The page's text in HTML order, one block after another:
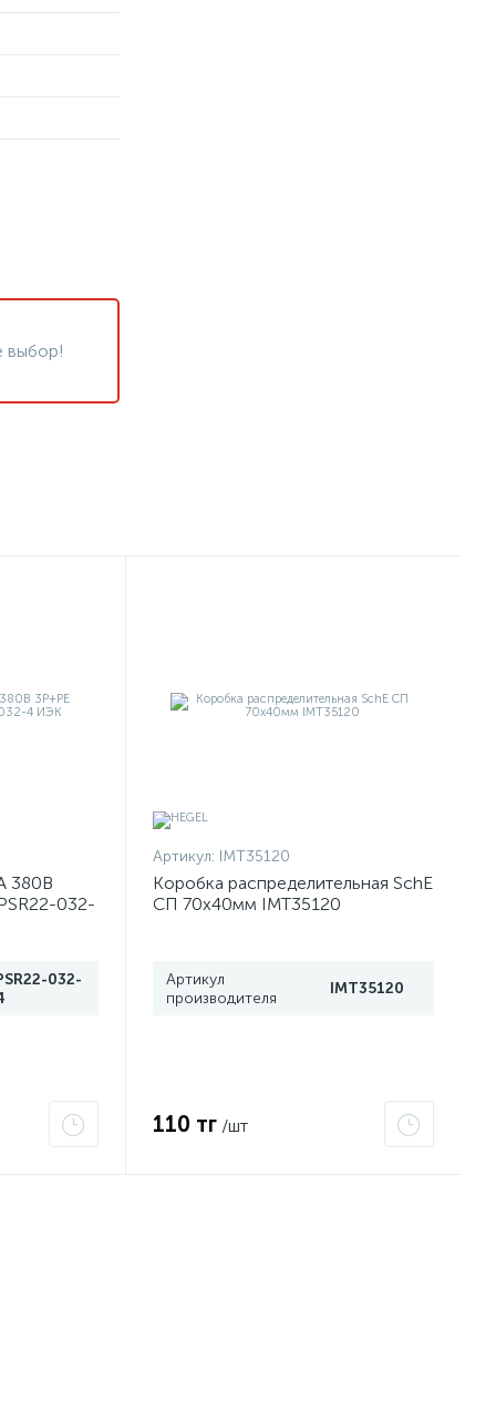
выбор!
380В
032-
032-
Артикул: IMT35120
Коробка распределительная SchE
СП 70х40мм IMT35120
Артикул
производителя
IMT35120
110 тг /шт